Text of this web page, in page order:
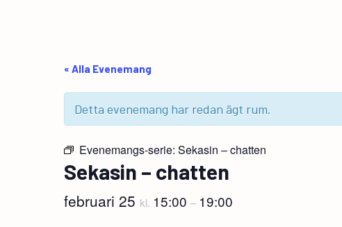
« Alla Evenemang
Detta evenemang har redan ägt rum.
Evenemangs-serie: Sekasin – chatten
Sekasin – chatten
februari 25 kl. 15:00 – 19:00